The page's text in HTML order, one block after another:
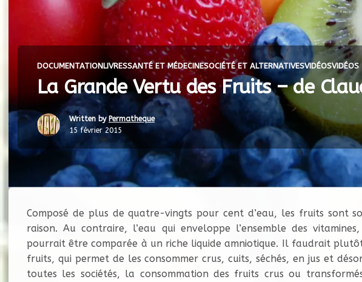
DOCUMENTATIONLIVRESSANTÉ ET MÉDECINESOCIÉTÉ ET ALTERNATIVESVIDÉOSVIDÉOS
La Grande Vertu des Fruits – de
Written by Permatheque
15 février 2015
Composé de plus de quatre-vingts pour cent d’eau, les fruits sont
raison. Au contraire, l’eau qui enveloppe l’ensemble des
pourrait être comparée à un riche liquide amniotique. Il faudrait
fruits, qui permet de les consommer crus, cuits, séchés, en jus et
toutes les sociétés, la consommation des fruits crus ou